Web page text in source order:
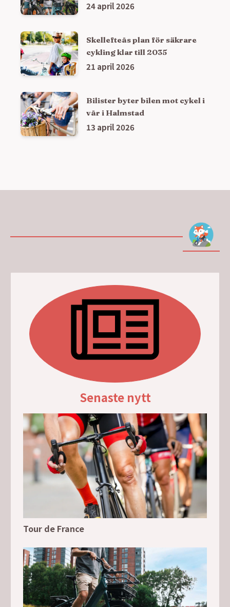
24 april 2026
Skellefteås plan för säkrare
cykling klar till 2035
21 april 2026
Bilister byter bilen mot cykel i
vår i Halmstad
13 april 2026
Senaste nytt
Tour de France